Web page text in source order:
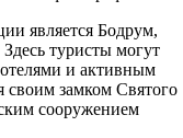
является Бодрум,
туристы могут
и активным
замком Святого
сооружением